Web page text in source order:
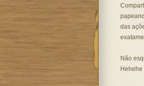
das
Não
Hehehe